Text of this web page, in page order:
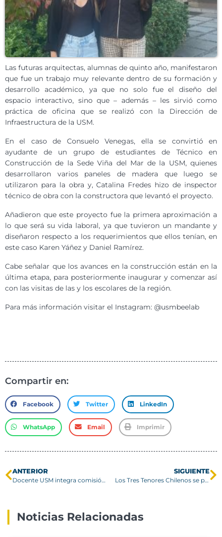
Las futuras arquitectas, alumnas de quinto año, manifestaron
que fue un trabajo muy relevante dentro de su formación y
desarrollo académico, ya que no solo fue el diseño del
espacio interactivo, sino que – además – les sirvió como
práctica de oficina que se realizó con la Dirección de
Infraestructura de la USM.
En el caso de Consuelo Venegas, ella se convirtió en
ayudante de un grupo de estudiantes de Técnico en
Construcción de la Sede Viña del Mar de la USM, quienes
desarrollaron varios paneles de madera que luego se
utilizaron para la obra y, Catalina Fredes hizo de inspector
técnico de obra con la constructora que levantó el proyecto.
Añadieron que este proyecto fue la primera aproximación a
lo que será su vida laboral, ya que tuvieron un mandante y
diseñaron respecto a los requerimientos que ellos tenían, en
este caso Karen Yáñez y Daniel Ramírez.
Cabe señalar que los avances en la construcción están en la
última etapa, para posteriormente inaugurar y comenzar así
con las visitas de las y los escolares de la región.
Para más información visitar el Instagram: @usmbeelab
Compartir en:
Facebook Twitter LinkedIn
WhatsApp Email Imprimir
ANTERIOR
Docente USM integra comisión evaluadora internacional
SIGUIENTE
Los Tres Tenores Chilenos se presentan en el Teatro Aula Magna
Noticias Relacionadas